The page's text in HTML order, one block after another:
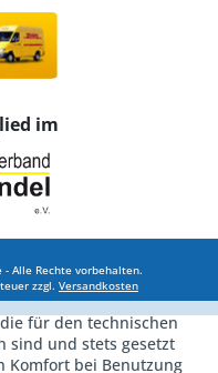
im
Alle Rechte vorbehalten.
zzgl. Versandkosten
für den technischen
sind und stets gesetzt
Komfort bei Benutzung